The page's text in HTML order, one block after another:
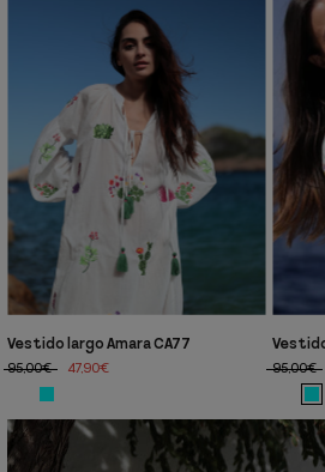
Vestido largo Amara CA77
95,00€
47,90€
95,00€